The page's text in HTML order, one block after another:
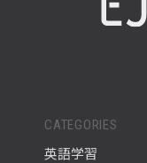
CATEGORIES
英語学習